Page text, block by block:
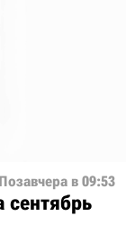
Позавчера в 09:53
сентябрь